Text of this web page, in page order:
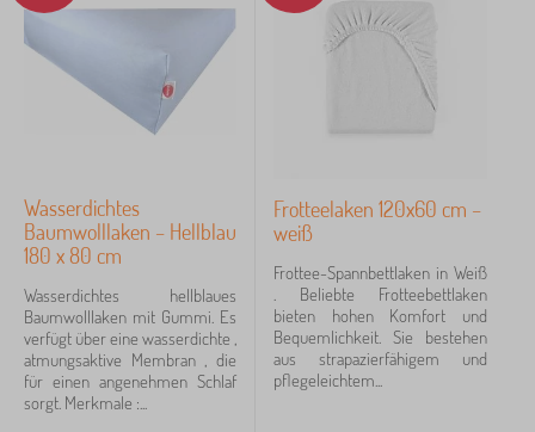
Wasserdichtes
Baumwolllaken – Hellblau
180 x 80 cm
Wasserdichtes hellblaues
Baumwolllaken mit Gummi. Es
verfügt über eine wasserdichte ,
atmungsaktive Membran , die
für einen angenehmen Schlaf
sorgt. Merkmale :...
Frotteelaken 120x60 cm –
weiß
Frottee-Spannbettlaken in Weiß
. Beliebte Frotteebettlaken
bieten hohen Komfort und
Bequemlichkeit. Sie bestehen
aus strapazierfähigem und
pflegeleichtem...